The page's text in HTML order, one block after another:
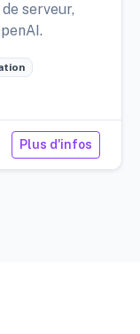
serveur,
Plus d'infos